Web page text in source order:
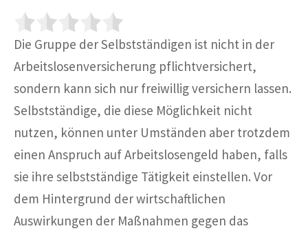
Die Gruppe der Selbstständigen ist nicht in der
Arbeitslosenversicherung pflichtversichert,
sondern kann sich nur freiwillig versichern lassen.
Selbstständige, die diese Möglichkeit nicht
nutzen, können unter Umständen aber trotzdem
einen Anspruch auf Arbeitslosengeld haben, falls
sie ihre selbstständige Tätigkeit einstellen. Vor
dem Hintergrund der wirtschaftlichen
Auswirkungen der Maßnahmen gegen das